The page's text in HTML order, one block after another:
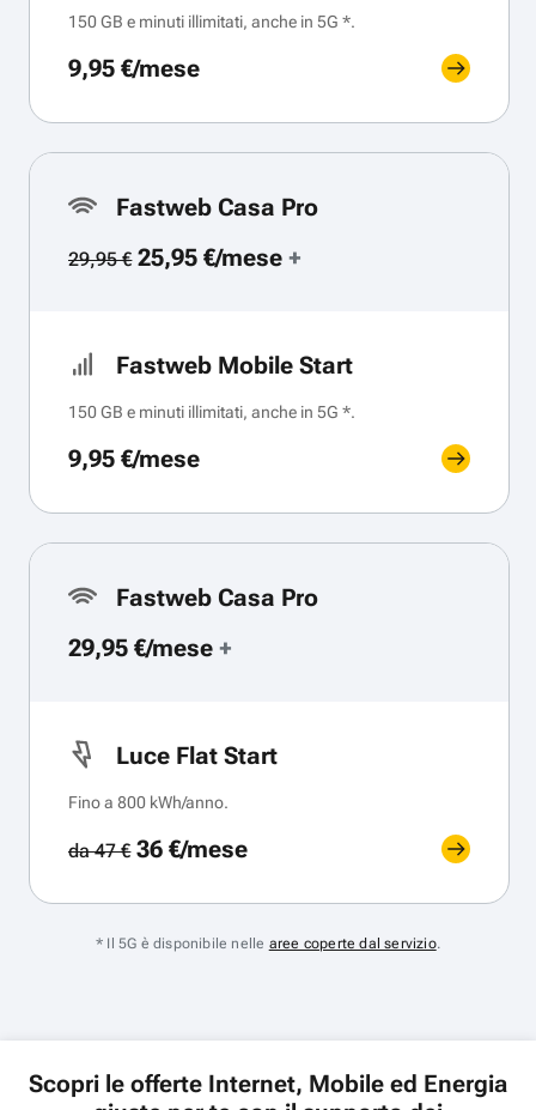
150 GB e minuti illimitati, anche in 5G *.
9,95 €/mese
Fastweb Casa Pro
29,95 €25,95 €/mese+
Fastweb Mobile Start
150 GB e minuti illimitati, anche in 5G *.
9,95 €/mese
Fastweb Casa Pro
29,95 €/mese +
Luce Flat Start
Fino a 800 kWh/anno.
da 47 €36 €/mese
* Il 5G è disponibile nelle aree coperte dal servizio.
Scopri le offerte Internet, Mobile ed Energia